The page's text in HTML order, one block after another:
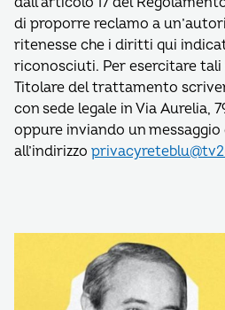
di proporre reclamo a
ritenesse che i diritti qui
riconosciuti. Per esercitare
Titolare del trattamento
con sede legale in Via Aurelia,
oppure inviando un
all’indirizzo